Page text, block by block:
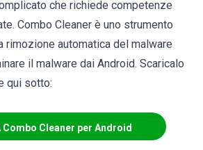
che richiede competenze
Combo Cleaner è uno strumento
rimozione automatica del malware
il malware dai Android. Scaricalo
qui sotto:
Combo Cleaner per Android